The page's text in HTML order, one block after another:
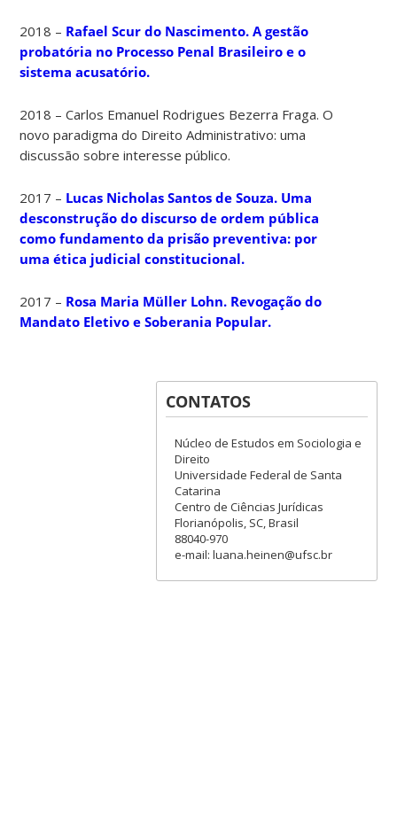
2018 – Rafael Scur do Nascimento. A gestão
probatória no Processo Penal Brasileiro e o
sistema acusatório.
2018 – Carlos Emanuel Rodrigues Bezerra Fraga. O
novo paradigma do Direito Administrativo: uma
discussão sobre interesse público.
2017 – Lucas Nicholas Santos de Souza. Uma
desconstrução do discurso de ordem pública
como fundamento da prisão preventiva: por
uma ética judicial constitucional.
2017 – Rosa Maria Müller Lohn. Revogação do
Mandato Eletivo e Soberania Popular.
CONTATOS
Núcleo de Estudos em Sociologia e
Direito
Universidade Federal de Santa
Catarina
Centro de Ciências Jurídicas
Florianópolis, SC, Brasil
88040-970
e-mail: luana.heinen@ufsc.br